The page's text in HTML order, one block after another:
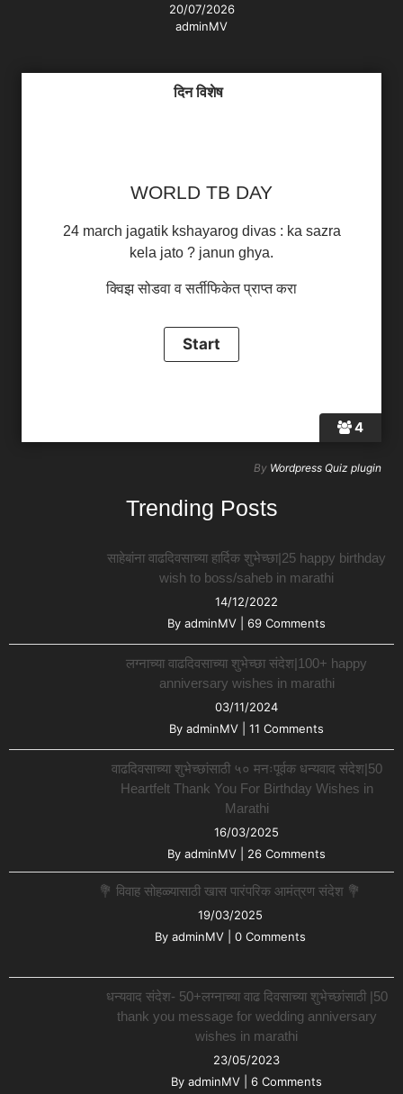
20/07/2026
adminMV
4
दिन विशेष
WORLD TB DAY
24 march jagatik kshayarog divas : ka sazra
kela jato ? janun ghya.
क्विझ सोडवा व सर्तीफिकेत प्राप्त करा
By Wordpress Quiz plugin
Trending Posts
साहेबांना वाढदिवसाच्या हार्दिक शुभेच्छा|25 happy birthday
wish to boss/saheb in marathi
14/12/2022
By adminMV 69 Comments
लग्नाच्या वाढदिवसाच्या शुभेच्छा संदेश|100+ happy
anniversary wishes in marathi
03/11/2024
By adminMV 11 Comments
वाढदिवसाच्या शुभेच्छांसाठी ५० मनःपूर्वक धन्यवाद संदेश|50
Heartfelt Thank You For Birthday Wishes in
Marathi
16/03/2025
By adminMV 26 Comments
💐 विवाह सोहळ्यासाठी खास पारंपरिक आमंत्रण संदेश 💐
19/03/2025
By adminMV| 0 Comments
धन्यवाद संदेश- 50+लग्नाच्या वाढ दिवसाच्या शुभेच्छांसाठी |50
thank you message for wedding anniversary
wishes in marathi
23/05/2023
By adminMV 6 Comments